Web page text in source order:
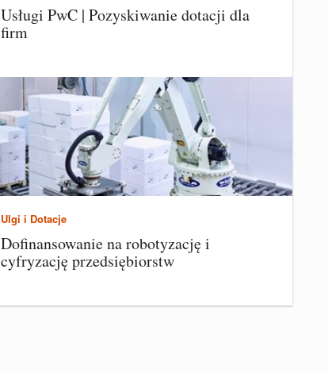
Usługi PwC | Pozyskiwanie dotacji dla
firm
Ulgi i Dotacje
Dofinansowanie na robotyzację i
cyfryzację przedsiębiorstw